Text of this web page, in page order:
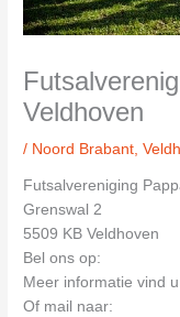
Veldhoven
/ Noord Brabant ,
Futsalvereniging
Grenswal 2
5509 KB Veldhoven
Bel ons op:
Meer informatie vind
Of mail naar: